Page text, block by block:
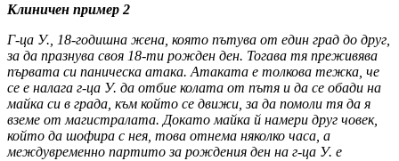
Клиничен пример 2
Г-ца У., 18-годишна жена, която пътува от един град до друг,
за да празнува своя 18-ти рожден ден. Тогава тя преживява
първата си паническа атака. Атаката е толкова тежка, че
се е налага г-ца У. да отбие колата от пътя и да се обади на
майка си в града, към който се движи, за да помоли тя да я
вземе от магистралата. Докато майка й намери друг човек,
който да шофира с нея, това отнема няколко часа, а
междувременно партито за рождения ден на г-ца У. е